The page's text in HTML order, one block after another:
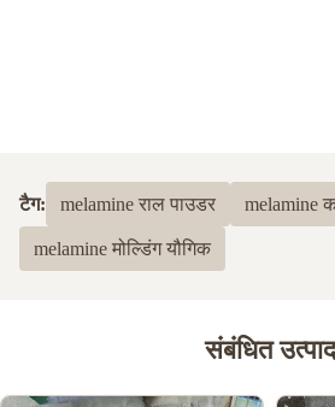
टैग: melamine राल पाउडर melamine
melamine मोल्डिंग यौगिक
संबंधित उत्पाद